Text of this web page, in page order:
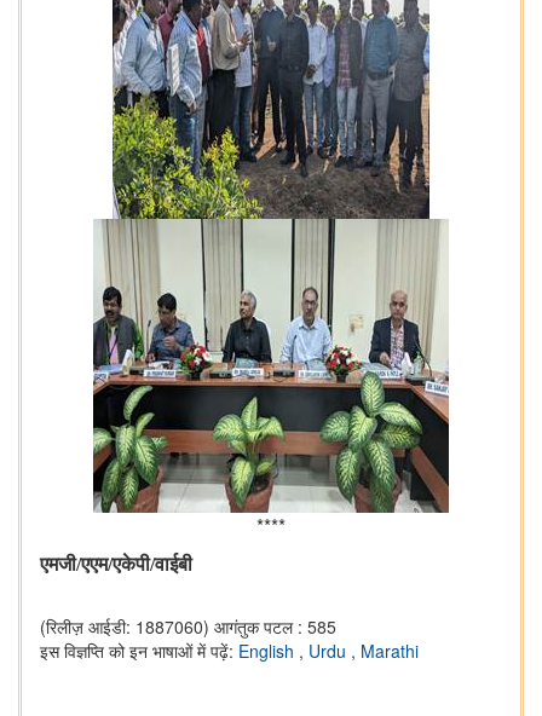
****
एमजी/एएम/एकेपी/वाईबी
(रिलीज़ आईडी: 1887060) आगंतुक पटल : 585
इस विज्ञप्ति को इन भाषाओं में पढ़ें: English , Urdu , Marathi